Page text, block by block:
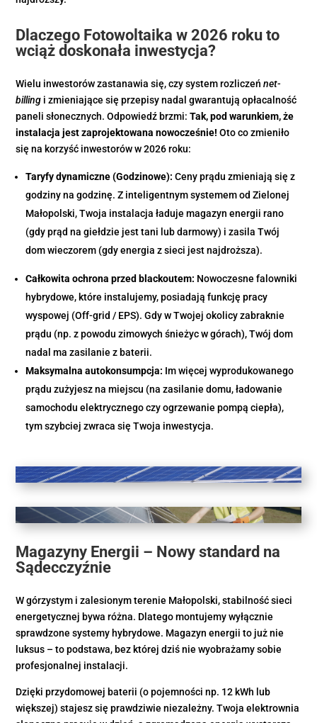
Dlaczego Fotowoltaika w 2026 roku to
wciąż doskonała inwestycja?
Wielu inwestorów zastanawia się, czy system rozliczeńnet-
billing i zmieniające się przepisy nadal gwarantują opłacalność
paneli słonecznych. Odpowiedź brzmi:Tak, pod warunkiem, że
instalacja jest zaprojektowana nowocześnie! Oto co zmieniło
się na korzyść inwestorów w 2026 roku:
Taryfy dynamiczne (Godzinowe): Ceny prądu zmieniają się z
godziny na godzinę. Z inteligentnym systemem od Zielonej
Małopolski, Twoja instalacja ładuje magazyn energii rano
(gdy prąd na giełdzie jest tani lub darmowy) i zasila Twój
dom wieczorem (gdy energia z sieci jest najdroższa).
Całkowita ochrona przed blackoutem: Nowoczesne falowniki
hybrydowe, które instalujemy, posiadają funkcję pracy
wyspowej (Off-grid / EPS). Gdy w Twojej okolicy zabraknie
prądu (np. z powodu zimowych śnieżyc w górach), Twój dom
nadal ma zasilanie z baterii.
Maksymalna autokonsumpcja: Im więcej wyprodukowanego
prądu zużyjesz na miejscu (na zasilanie domu, ładowanie
samochodu elektrycznego czy ogrzewanie pompą ciepła),
tym szybciej zwraca się Twoja inwestycja.
Magazyny Energii – Nowy standard na
Sądecczyźnie
W górzystym i zalesionym terenie Małopolski, stabilność sieci
energetycznej bywa różna. Dlatego montujemy wyłącznie
sprawdzone systemy hybrydowe. Magazyn energii to już nie
luksus – to podstawa, bez której dziś nie wyobrażamy sobie
profesjonalnej instalacji.
Dzięki przydomowej baterii (o pojemności np. 12 kWh lub
większej) stajesz się prawdziwie niezależny. Twoja elektrownia